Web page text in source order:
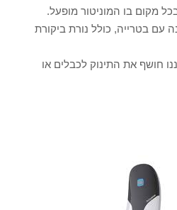
מקום בו המוניטור מופעל.
עם בטרייה, כולל נורת ביקורת
חושף את התינוק לכבלים או